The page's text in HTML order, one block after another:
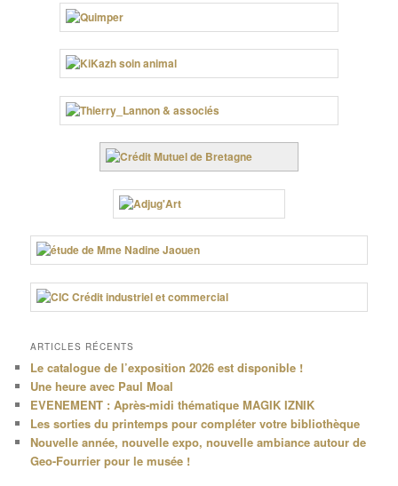
ARTICLES RÉCENTS
Le catalogue de l’exposition 2026 est disponible !
Une heure avec Paul Moal
EVENEMENT : Après-midi thématique MAGIK IZNIK
Les sorties du printemps pour compléter votre bibliothèque
Nouvelle année, nouvelle expo, nouvelle ambiance autour de
Geo-Fourrier pour le musée !